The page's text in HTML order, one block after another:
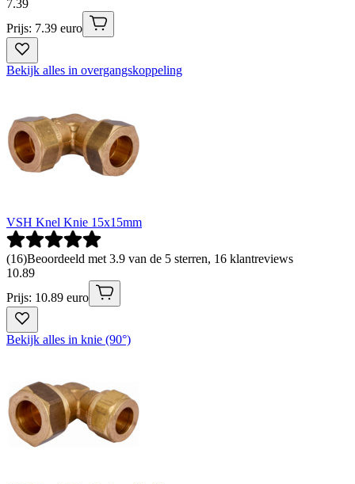
7.39
Prijs: 7.39 euro
Bekijk alles in overgangskoppeling
VSH Knel Knie 15x15mm
(16)Beoordeeld met 3.9 van de 5 sterren, 16 klantreviews
10.89
Prijs: 10.89 euro
Bekijk alles in knie (90°)